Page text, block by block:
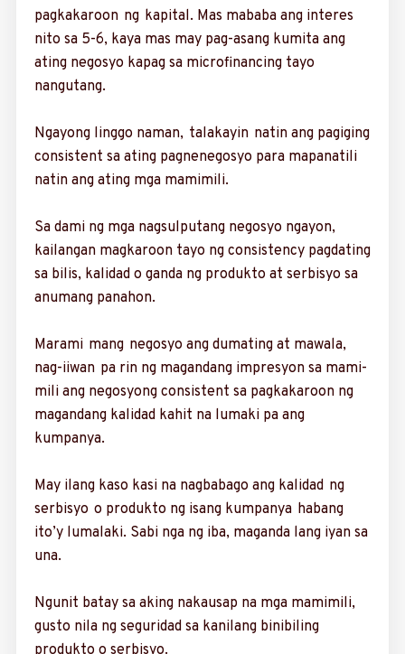
pagkakaroon ng kapital. Mas mababa ang interes
nito sa 5-6, kaya mas may pag-asang kumita ang
ating negosyo kapag sa microfinancing tayo
nangutang.
Ngayong linggo naman, talakayin natin ang pagiging
consistent sa ating pagnenegosyo para mapanatili
natin ang ating mga mamimili.
Sa dami ng mga nagsulputang negosyo nga­yon,
kailangan magkaroon tayo ng consistency pagdating
sa bilis, kali­dad o ganda ng produkto at serbisyo sa
anumang panahon.
Marami mang negosyo ang dumating at mawala,
nag-iiwan pa rin ng magandang impresyon sa mami­
mili ang negosyong consistent sa pagkakaroon ng
magandang kalidad kahit na lumaki pa ang
kumpanya.
May ilang kaso kasi na nagbabago ang kalidad ng
serbisyo o produkto ng isang kum­panya habang
ito’y luma­laki. Sabi nga ng iba, maganda lang iyan sa
una.
Ngunit batay sa aking nakausap na mga mami­mili,
gusto nila ng seguridad sa kanilang binibi­ling
produkto o serbisyo.